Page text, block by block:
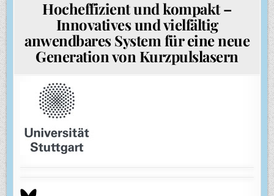
Hocheffizient und kompakt –
Innovatives und vielfältig
anwendbares System für eine neue
Generation von Kurzpulslasern